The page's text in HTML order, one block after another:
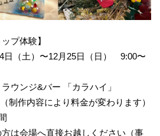
プ体験】
日（土）〜12月25日（日） 9:00〜
ウンジ&バー 「カラハイ」
制作内容により料金が変わります）
は会場へ直接お越しください（事